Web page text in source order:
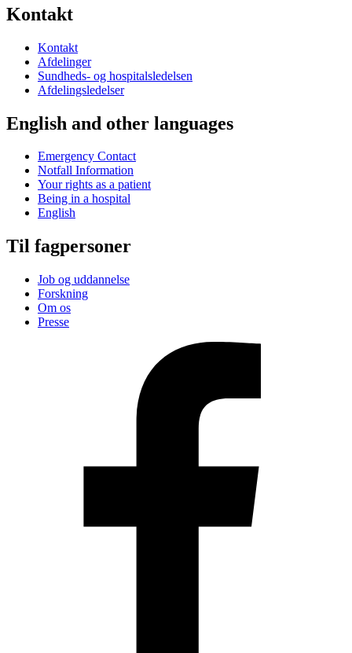
Kontakt
Kontakt
Afdelinger
Sundheds- og hospitalsledelsen
Afdelingsledelser
English and other languages
Emergency Contact
Notfall Information
Your rights as a patient
Being in a hospital
English
Til fagpersoner
Job og uddannelse
Forskning
Om os
Presse